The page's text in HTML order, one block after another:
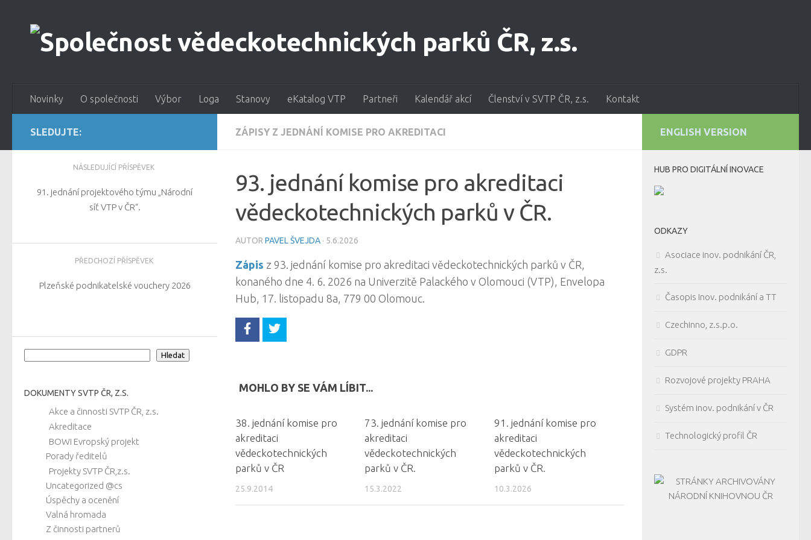
Novinky O společnosti Výbor Loga Stanovy eKatalog VTP Partneři Kalendář akcí Členství v SVTP ČR, z.s. Kontakt
ZÁPISY Z JEDNÁNÍ KOMISE PRO AKREDITACI
93. jednání komise pro akreditaci
vědeckotechnických parků v ČR.
AUTOR PAVEL ŠVEJDA · 5.6.2026
Zápis z 93. jednání komise pro akreditaci vědeckotechnických parků v ČR,
konaného dne 4. 6. 2026 na Univerzitě Palackého v Olomouci (VTP), Envelopa
Hub, 17. listopadu 8a, 779 00 Olomouc.
MOHLO BY SE VÁM LÍBIT...
38. jednání komise pro
akreditaci
vědeckotechnických
parků v ČR
25.9.2014
73. jednání komise pro
akreditaci
vědeckotechnických
parků v ČR.
15.3.2022
91. jednání komise pro
akreditaci
vědeckotechnických
parků v ČR.
10.3.2026
SLEDUJTE:
NÁSLEDUJÍCÍ PŘÍSPĚVEK
91. jednání projektového týmu „Národní
síť VTP v ČR“.
PŘEDCHOZÍ PŘÍSPĚVEK
Plzeňské podnikatelské vouchery 2026
Hledat
DOKUMENTY SVTP ČR, Z.S.
Akce a činnosti SVTP ČR, z.s.
Akreditace
BOWI Evropský projekt
Porady ředitelů
Projekty SVTP ČR,z.s.
Uncategorized @cs
Úspěchy a ocenění
Valná hromada
Z činnosti partnerů
ENGLISH VERSION
HUB PRO DIGITÁLNÍ INOVACE
ODKAZY
Asociace inov. podnikání ČR,
z.s.
Časopis Inov. podnikání a TT
Czechinno, z.s.p.o.
GDPR
Rozvojové projekty PRAHA
Systém inov. podnikání v ČR
Technologický profil ČR